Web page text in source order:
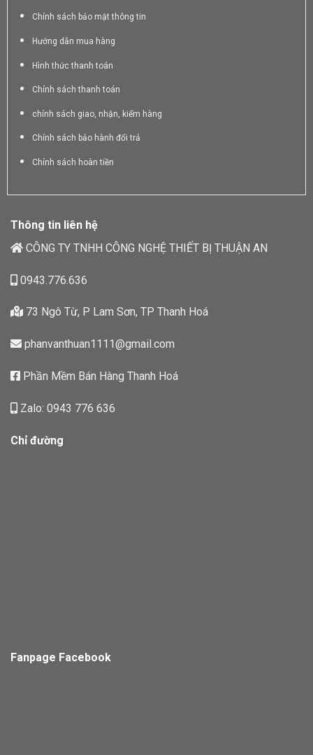
Chính sách bảo mật thông tin
Hướng dẫn mua hàng
Hình thức thanh toán
Chính sách thanh toán
chính sách giao, nhận, kiểm hàng
Chính sách bảo hành đổi trả
Chính sách hoàn tiền
Thông tin liên hệ
CÔNG TY TNHH CÔNG NGHỆ THIẾT BỊ THUẬN AN
0943.776.636
73 Ngô Từ, P Lam Sơn, TP Thanh Hoá
phanvanthuan1111@gmail.com
Phần Mềm Bán Hàng Thanh Hoá
Zalo: 0943 776 636
Chỉ đường
Fanpage Facebook